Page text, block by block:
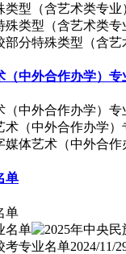
型（含艺术类专
部分特殊类型（含
（中外合作办学）专
（中外合作办学）专
媒体艺术（中外合
单
单
考专业名单2024/11/